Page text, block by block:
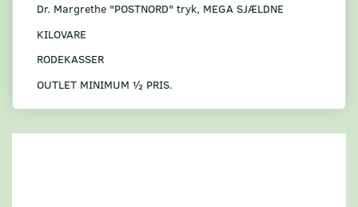
Dr. Margrethe "POSTNORD" tryk, MEGA SJÆLDNE
KILOVARE
RODEKASSER
OUTLET MINIMUM ½ PRIS.